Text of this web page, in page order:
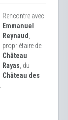
Rencontre avec
Emmanuel
Reynaud
propriétaire de
Château
Rayas , du
Château des